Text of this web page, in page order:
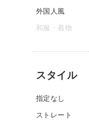
外国人風
和服・着物
スタイル
指定なし
ストレート